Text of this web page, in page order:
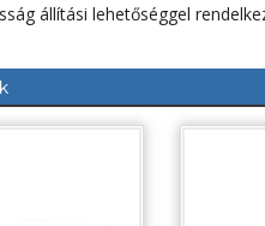
állítási lehetőséggel